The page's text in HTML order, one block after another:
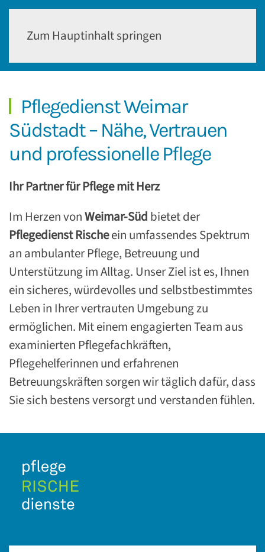
Zum Hauptinhalt springen
Pflegedienst Weimar
Südstadt – Nähe, Vertrauen
und professionelle Pflege
Ihr Partner für Pflege mit Herz
Im Herzen vonWeimar-Süd bietet der
Pflegedienst Rischeein umfassendes Spektrum
an ambulanter Pflege, Betreuung und
Unterstützung im Alltag. Unser Ziel ist es, Ihnen
ein sicheres, würdevolles und selbstbestimmtes
Leben in Ihrer vertrauten Umgebung zu
ermöglichen. Mit einem engagierten Team aus
examinierten Pflegefachkräften,
Pflegehelferinnen und erfahrenen
Betreuungskräften sorgen wir täglich dafür, dass
Sie sich bestens versorgt und verstanden fühlen.